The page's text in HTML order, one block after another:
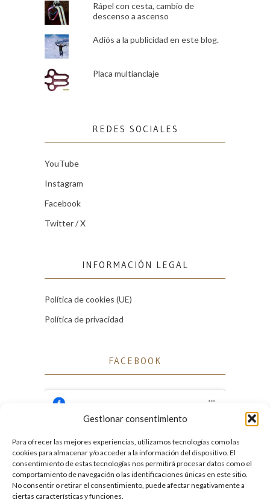
Gestionar consentimiento
Para ofrecer las mejores experiencias, utilizamos tecnologías como las
cookies para almacenar y/o acceder a la información del dispositivo. El
consentimiento de estas tecnologías nos permitirá procesar datos como el
comportamiento de navegación o las identificaciones únicas en este sitio.
No consentir o retirar el consentimiento, puede afectar negativamente a
ciertas características y funciones.
Rápel con cesta, cambio de
descenso a ascenso
Adiós a la publicidad en este blog.
Placa multianclaje
REDES SOCIALES
YouTube
Instagram
Facebook
Twitter / X
INFORMACIÓN LEGAL
Política de cookies (UE)
Política de privacidad
FACEBOOK
Facebook
Haz clic para aceptar cookies de marketing
y permitir este contenido